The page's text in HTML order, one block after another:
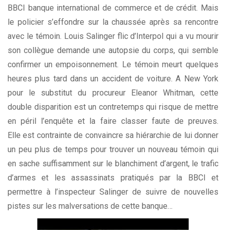
BBCI banque international de commerce et de crédit. Mais
le policier s’effondre sur la chaussée après sa rencontre
avec le témoin. Louis Salinger flic d’Interpol qui a vu mourir
son collègue demande une autopsie du corps, qui semble
confirmer un empoisonnement. Le témoin meurt quelques
heures plus tard dans un accident de voiture. A New York
pour le substitut du procureur Eleanor Whitman, cette
double disparition est un contretemps qui risque de mettre
en péril l’enquête et la faire classer faute de preuves.
Elle est contrainte de convaincre sa hiérarchie de lui donner
un peu plus de temps pour trouver un nouveau témoin qui
en sache suffisamment sur le blanchiment d’argent, le trafic
d’armes et les assassinats pratiqués par la BBCI et
permettre à l’inspecteur Salinger de suivre de nouvelles
pistes sur les malversations de cette banque…